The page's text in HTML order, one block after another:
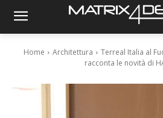
Home Architettura
Terreal Italia al
racconta le novità di